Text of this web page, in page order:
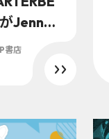
Jenny
リーズに
書店